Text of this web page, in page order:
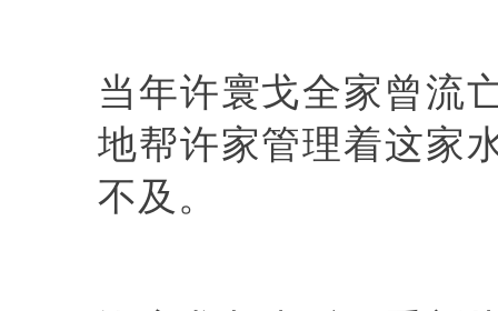
当年许寰戈全家曾流
地帮许家管理着这家
不及。